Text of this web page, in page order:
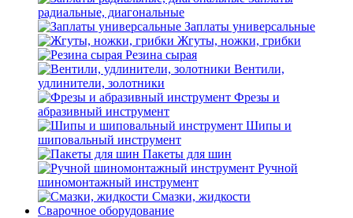
радиальные, диагональные
Заплаты универсальные
Жгуты, ножки, грибки
Резина сырая
Вентили,
удлинители, золотники
Фрезы и
абразивный инструмент
Шипы и
шиповальный инструмент
Пакеты для шин
Ручной
шиномонтажный инструмент
Смазки, жидкости
Сварочное оборудование